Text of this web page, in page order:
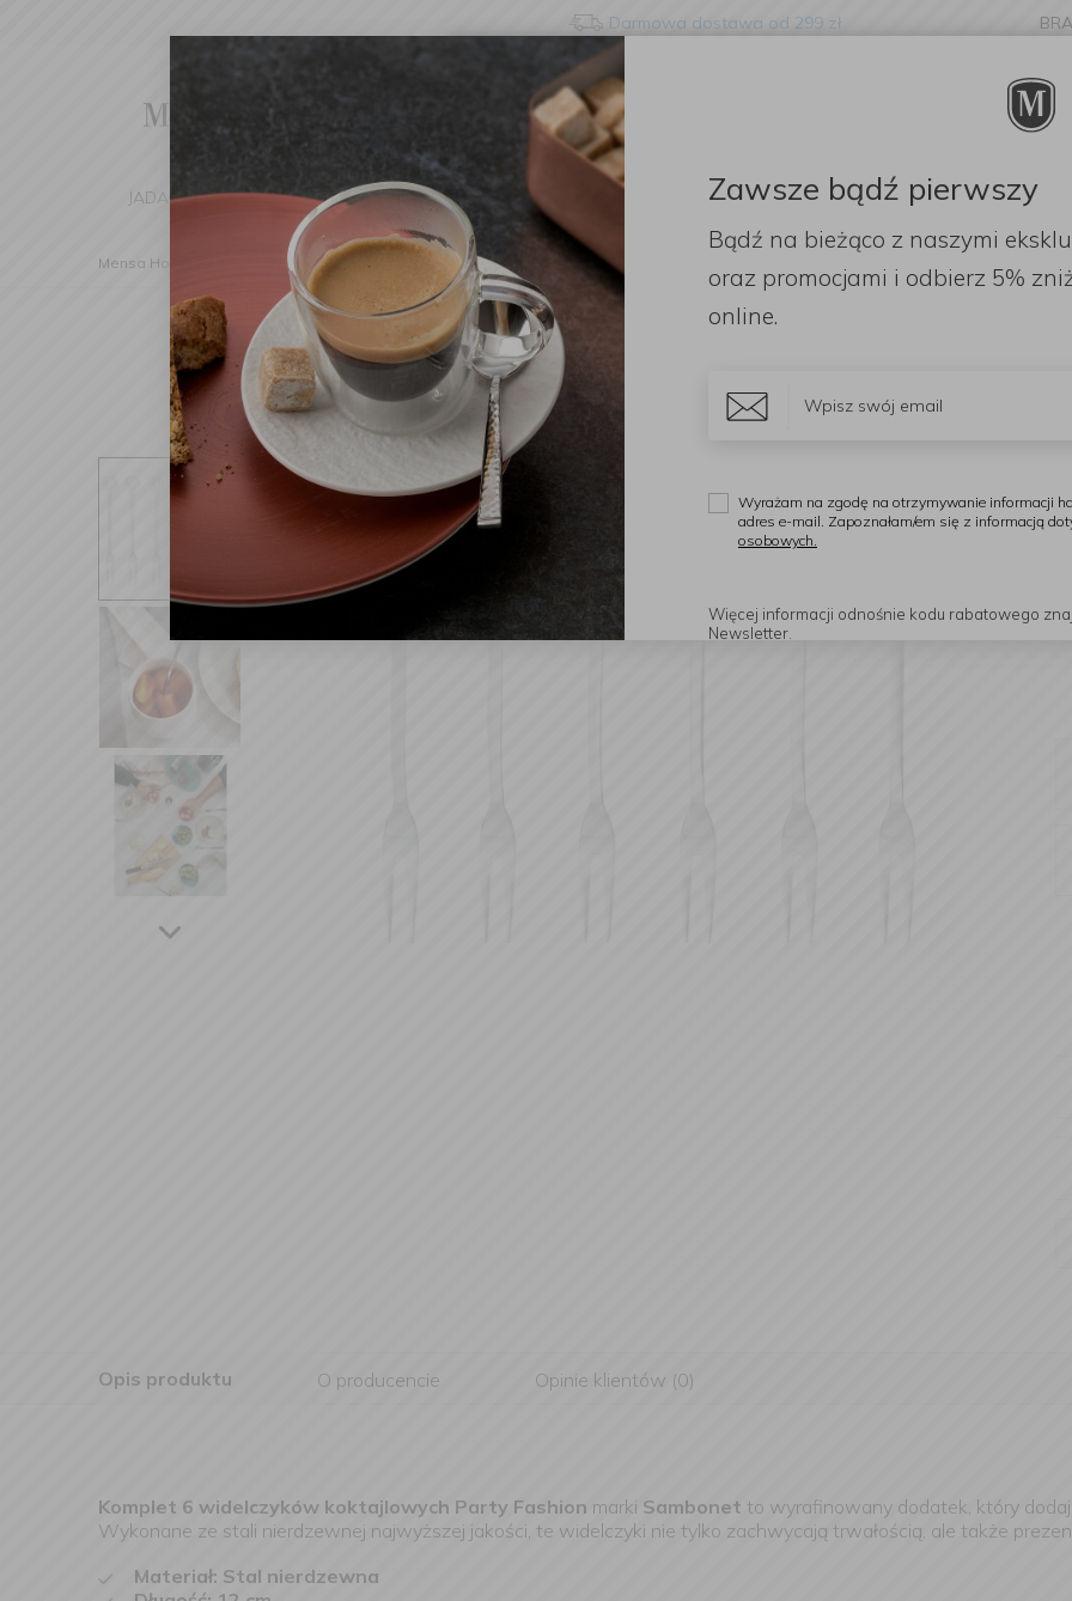
Darmowa dostawa od 299 zł
JADALNIA KUCHNIA DOM DEKORACJE ZAPACHY DODATKI OGRÓD
Mensa Home Nakrycie stołu Sztućce Widelczyki Widelczyki koktajlowe
Opis produktu O producencie Opinie klientów (0)
Komplet 6 widelczyków koktajlowych Party Fashion marki Sambonet to wyrafinowany dodatek, który
Wykonane ze stali nierdzewnej najwyższej jakości, te widelczyki nie tylko zachwycają trwałością, ale także
Materiał: Stal nierdzewna
Change language?
We've detected that your browser language is not Polish. Would you
switch to the English version of our website?
Stay here Switch to
Zawsze bądź pierwszy
Bądź na bieżąco z naszymi
oraz promocjami i odbierz 5%
online.
Wyrażam na zgodę na otrzymywanie informacji
adres e-mail. Zapoznałam/em się z informacją
osobowych.
Więcej informacji odnośnie kodu rabatowego
Newsletter.